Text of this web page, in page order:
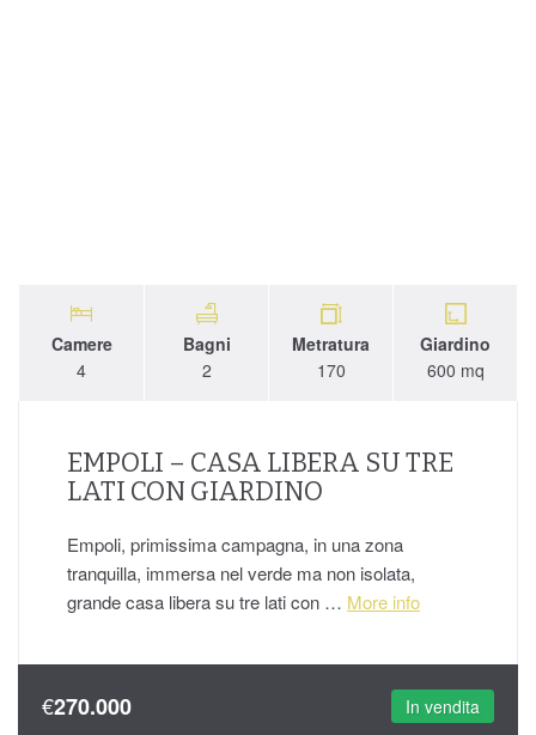
Camere
4
Bagni
2
Metratura
170
Giardino
600 mq
EMPOLI – CASA LIBERA SU TRE
LATI CON GIARDINO
Empoli, primissima campagna, in una zona
tranquilla, immersa nel verde ma non isolata,
grande casa libera su tre lati con … More info
€270.000 In vendita